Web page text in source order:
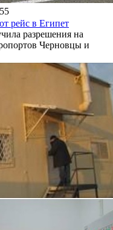
рейс в Египет
разрешения на
Черновцы и